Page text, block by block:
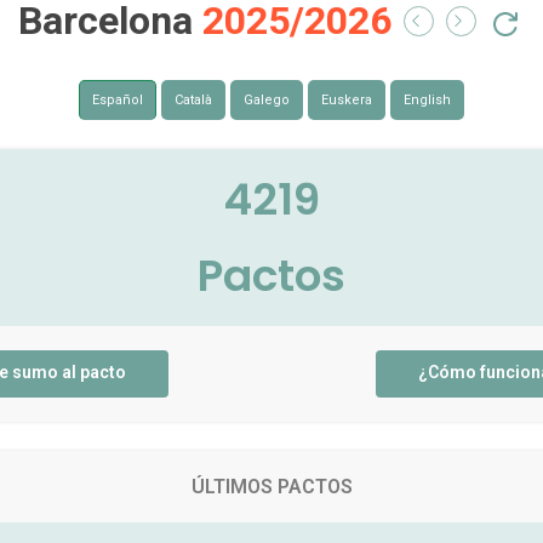
Barcelona 2025/2026
Español Català Galego Euskera English
4219
Pactos
sumo al pacto ¿Cómo
ÚLTIMOS PACTOS